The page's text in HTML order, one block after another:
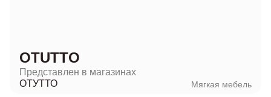
OTUTTO
Представлен в магазинах
ОТУТТО
Мягкая мебель